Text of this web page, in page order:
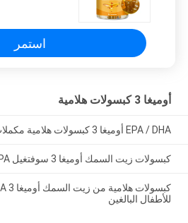
استمر
أوميغا 3 كبسولات هلامية
EPA / DHA أوميغا 3 كبسولات هلامية مكملات زيت الكريل لصحة القلب
كبسولات زيت السمك أوميغا 3 سوفتغيل DHA EPA لصحة الدماغ
للأطفال البالغين